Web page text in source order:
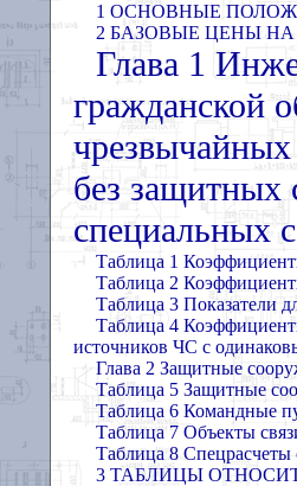
1 ОСНОВНЫЕ
2 БАЗОВЫЕ ЦЕНЫ
Глава 1
гражданской
чрезвычайных
без защитных
специальных
Таблица 1
Таблица 2
Таблица 3 Показатели
Таблица 4
источников ЧС с
Глава 2 Защитные
Таблица 5 Защитные
Таблица 6 Командные
Таблица 7 Объекты
Таблица 8 Спецрасчеты
3 ТАБЛИЦЫ